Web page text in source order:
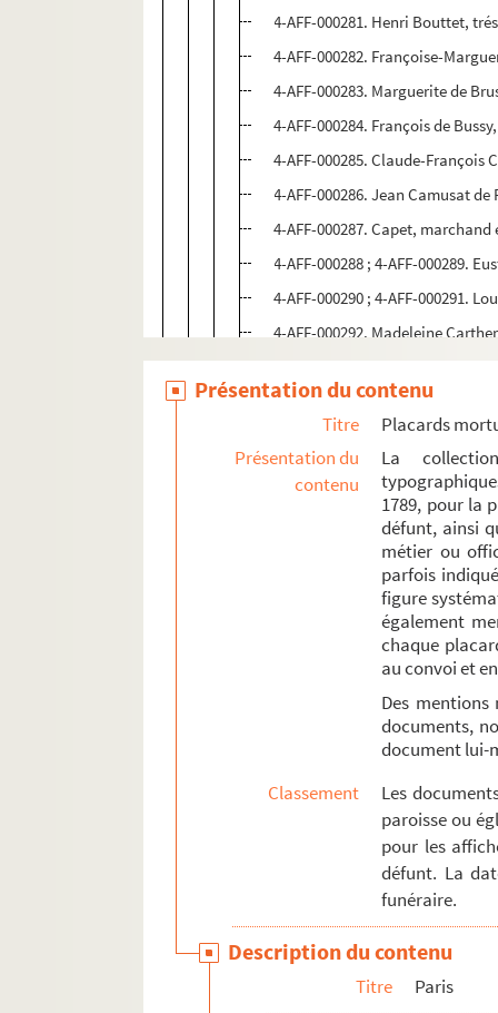
4-AFF-000281. Henri Bouttet,
4-AFF-000282. Françoise-
4-AFF-000283. Marguerite de
4-AFF-000284. François de
4-AFF-000285. Claude-
4-AFF-000286. Jean Camusat
4-AFF-000287. Capet,
4-AFF-000288 ; 4-AFF-000289.
4-AFF-000290 ; 4-AFF-000291.
4-AFF-000292. Madeleine
4-AFF-000295. Louis-Thomas
4-AFF-000296. Claude
4-AFF-000297. René-Catherine
4-AFF-000298. Charles
4-AFF-000299. Claude Cressy,
4-AFF-000300. Etienne-
4-AFF-000301. Marie-
4-AFF-000302. Marie-Anne-
4-AFF-000303. Marthe-
4-AFF-000304. Charles-
4-AFF-000305. Marie-
4-AFF-000306 ; 4-AFF-000307.
4-AFF-000308. Claude-
4-AFF-000309. Marie Gallois,
4-AFF-000310. Geneviève-
2-AFF-000014. André-Nicolas
4-AFF-000312. Madeleine
Présentation du contenu
Titre
Placards
Présentation du
contenu
La
1789, pour la
défunt, ainsi
métier ou
parfois
figure
également
chaque
au convoi et
Des
documents,
document lui-
Classement
Les
paroisse ou
pour les
défunt. La
funéraire.
Description du contenu
Titre Paris